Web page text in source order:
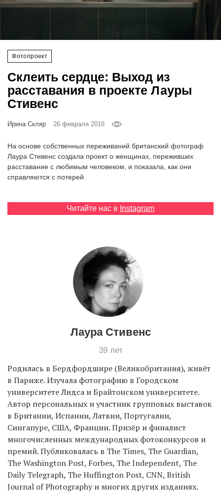
Фотопроект
Склеить сердце: Выход из
расставания в проекте Лауры
Стивенс
Ирина Скляр 26 февраля 2016
На основе собственных переживаний британский фотограф
Лаура Стивенс создала проект о женщинах, переживших
расставание с любимым человеком, и показала, как они
справляются с потерей.
Читайте нас в Instagram
Лаура Стивенс
39 лет
Родилась в Бердфордшире (Великобритания), живёт
в Париже. Изучала фотографию в Городском
университете Лидса и Брайтонском университете.
Автор персональных и участник групповых выставок
в Британии, Испании, Латвии, Португалии,
Сингапуре, США, Франции. Призёр и финалист
многочисленных международных фотоконкурсов и
премий. Публиковалась в The Times, The Guardian,
The Washington Post, Forbes, The Independent, The
Daily Telegraph, The Huffington Post, CNN, British
Journal of Photography и многих других изданиях.